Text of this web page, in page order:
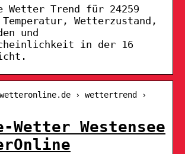
Wetter Trend für 24259
Temperatur, Wetterzustand,
und
in der 16
› wettertrend ›
Wetter Westensee